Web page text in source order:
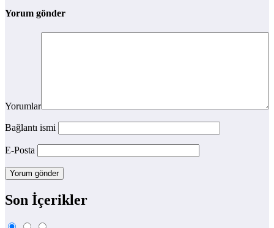
Yorum gönder
Yorumlar
Bağlantı ismi
E-Posta
Son İçerikler